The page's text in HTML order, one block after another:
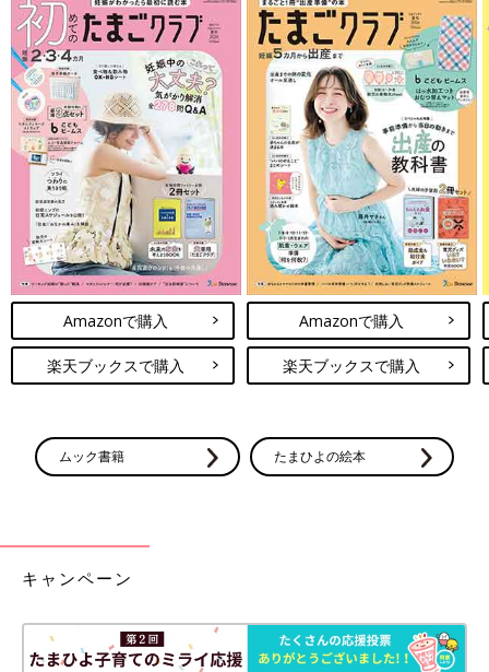
Amazonで購入
楽天ブックスで購入
Amazonで購入
楽天ブックスで購入
ムック書籍 たまひよの絵本
キャンペーン